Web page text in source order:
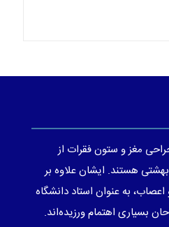
مغز و ستون فقرات از
هستند. ایشان علاوه بر
به عنوان استاد دانشگاه
بسیاری اهتمام ورزیده‌اند.